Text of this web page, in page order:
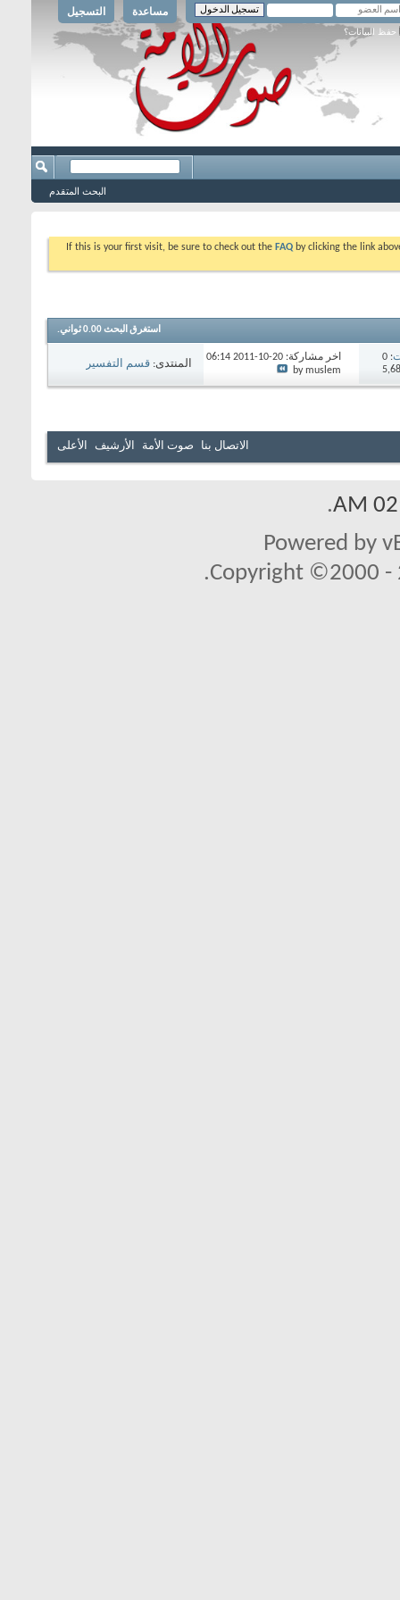
التسجيل مساعدة
حفظ البيانات؟
البحث المتقدم
If this is your first visit, be sure to check out the FAQ by clicking the link
استغرق البحث0.00ثواني.
: 0 آخر مشاركة: 20-10-2011
06:14
AM
by muslem
المنتدى: قسم التفسير
الاتصال بنا صوت الأمة الأرشيف الأعلى
.
Powered by
Copyright ©2000 -